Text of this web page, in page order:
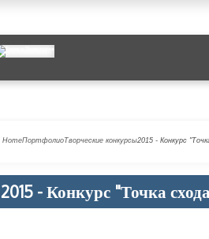
HomeПортфолиоТворческие конкурсы2015 - Конкурс
2015 - Конкурс "Точка